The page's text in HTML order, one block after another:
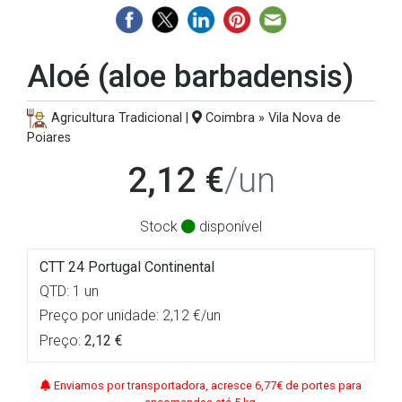
Aloé (aloe barbadensis)
Agricultura Tradicional |
Coimbra » Vila Nova de
Poiares
2,12 €/un
Stock disponível
CTT 24 Portugal Continental
QTD: 1 un
Preço por unidade: 2,12 €/un
Preço: 2,12 €
Enviamos por transportadora, acresce 6,77€ de portes para